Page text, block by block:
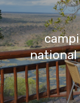
national